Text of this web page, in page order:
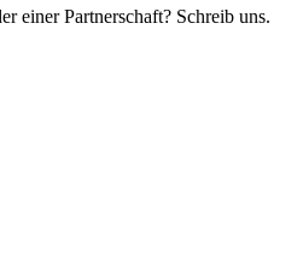
einer Partnerschaft? Schreib uns.